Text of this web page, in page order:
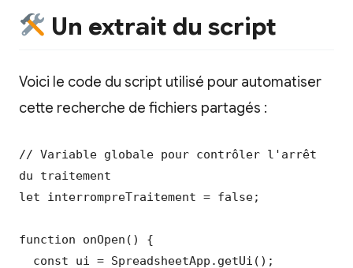
Un extrait du script
Voici le code du script utilisé pour automatiser
cette recherche de fichiers partagés :
// Variable globale pour contrôler l'arrêt
du traitement
let interrompreTraitement = false;
function onOpen() {